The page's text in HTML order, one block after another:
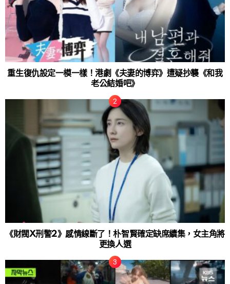
重生復仇設定一模一樣！港劇《夫妻的博弈》遭疑抄襲《和我
老公結婚吧》
《財閥X刑警2》感情線斷了！朴智賢確定缺席續集，女主角將
更換人選